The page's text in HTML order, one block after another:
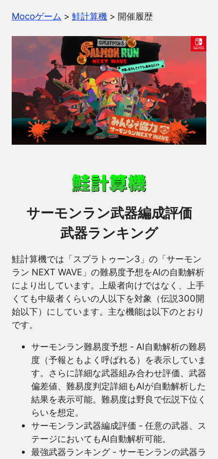
Mocoゲーム > 鮭計算機 > 開催履歴
サーモンラン武器編成評価
武器ランキング
鮭計算機では「スプラトゥーン3」の「サーモン
ラン NEXT WAVE」の難易度予想をAIの自動解析
により出しています。上級者向けではなく、上手
くても中級者くらいの人以下を対象（伝説300開
始以下）にしています。主な機能は以下のとおり
です。
サーモンラン難易度予想 - AI自動解析の難易
度（予報ともよく呼ばれる）を表示していま
す。さらに詳細な武器組み合わせ評価、武器
偏差値、難易度判定詳細もAIが自動解析した
結果を表示可能。難易度は野良で伝説下位く
らいを想定。
サーモンラン武器編成評価 - 任意の武器、ス
テージにおいてもAI自動解析可能。
最強武器ランキング - サーモンランの武器ラ